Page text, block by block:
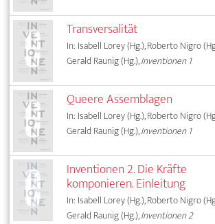
Transversalität
In: Isabell Lorey (Hg.), Roberto Nigro
Gerald Raunig (Hg.),Inventionen 1
Queere Assemblagen
In: Isabell Lorey (Hg.), Roberto Nigro
Gerald Raunig (Hg.),Inventionen 1
Inventionen 2. Die Kräfte
komponieren. Einleitung
In: Isabell Lorey (Hg.), Roberto Nigro
Gerald Raunig (Hg.),Inventionen 2